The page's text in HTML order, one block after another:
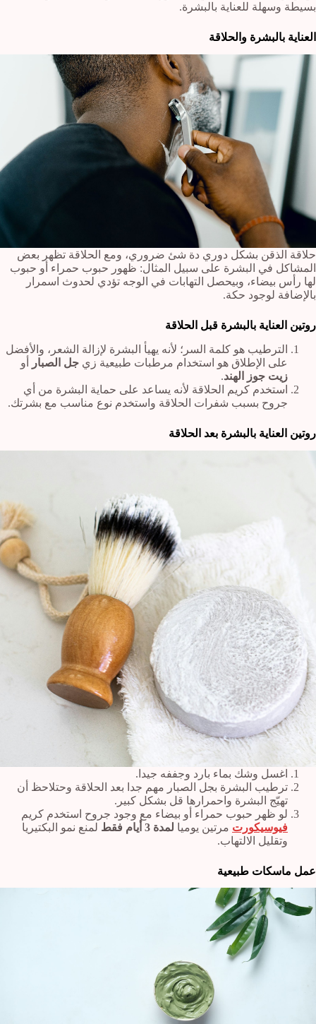
بسيطة وسهلة للعناية بالبشرة.
العناية بالبشرة والحلاقة
حلاقة الذقن بشكل دوري دة شئ ضروري، ومع الحلاقة تظهر بعض
المشاكل في البشرة على سبيل المثال: ظهور حبوب حمراء أو حبوب
لها رأس بيضاء، وبيحصل التهابات في الوجه تؤدي لحدوث اسمرار
بالإضافة لوجود حكة.
روتين العناية بالبشرة قبل الحلاقة
الترطيب هو كلمة السر؛ لأنه يهيأ البشرة لإزالة الشعر، والأفضل
على الإطلاق هو استخدام مرطبات طبيعية زي جل الصبار
أو
زيت جوز الهند.
استخدم كريم الحلاقة لأنه يساعد على حماية البشرة من أي
جروح بسبب شفرات الحلاقة واستخدم نوع مناسب مع بشرتك.
روتين العناية بالبشرة بعد الحلاقة
اغسل وشك بماء بارد وجففه جيدا.
ترطيب البشرة بجل الصبار مهم جدا بعد الحلاقة وحتلاحظ أن
تهيّج البشرة واحمرارها قل بشكل كبير.
لو ظهر حبوب حمراء أو بيضاء مع وجود جروح استخدم كريم
فيوسيكورت مرتين يوميا لمدة 3 أيام فقط
لمنع نمو البكتيريا
وتقليل الالتهاب.
عمل ماسكات طبيعية